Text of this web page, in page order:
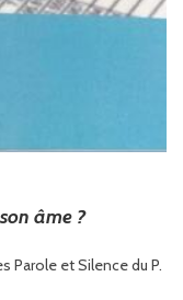
âme ?
Parole et Silence du P.